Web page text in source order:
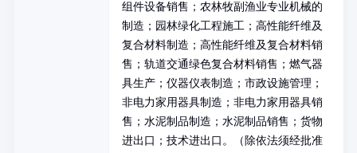
组件设备销售；农林牧副渔业专业机械的
制造；园林绿化工程施工；高性能纤维及
复合材料制造；高性能纤维及复合材料销
售；轨道交通绿色复合材料销售；燃气器
具生产；仪器仪表制造；市政设施管理；
非电力家用器具制造；非电力家用器具销
售；水泥制品制造；水泥制品销售；货物
进出口；技术进出口。（除依法须经批准